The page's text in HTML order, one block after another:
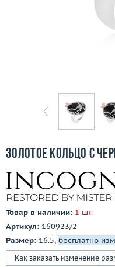
Бесплатная доставка
Контакты
Золотое кольцо с
Товар в наличии: 1 шт.
Артикул: 160923/2
Размер: 16.5, бесплатно
Как заказать изменение